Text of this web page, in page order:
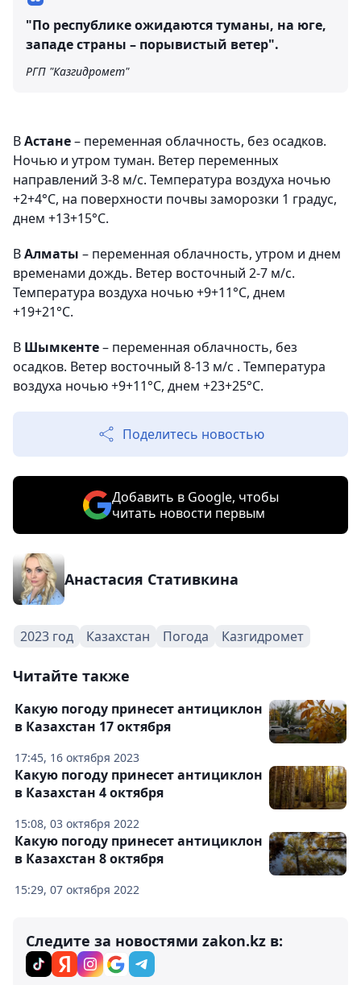
"По республике ожидаются туманы, на юге,
западе страны – порывистый ветер".
РГП "Казгидромет"
ВАстане– переменная облачность, без осадков.
Ночью и утром туман. Ветер переменных
направлений 3-8 м/с. Температура воздуха ночью
+2+4°С, на поверхности почвы заморозки 1 градус,
днем +13+15°С.
ВАлматы – переменная облачность, утром и днем
временами дождь. Ветер восточный 2-7 м/с.
Температура воздуха ночью +9+11°С, днем
+19+21°С.
В Шымкенте– переменная облачность, без
осадков. Ветер восточный 8-13 м/с . Температура
воздуха ночью +9+11°С, днем +23+25°С.
Поделитесь новостью
Добавить в Google, чтобы
читать новости первым
Анастасия Стативкина
2023 год Казахстан Погода Казгидромет
Читайте также
17:45, 16 октября 2023
Какую погоду принесет антициклон
в Казахстан 17 октября
15:08, 03 октября 2022
Какую погоду принесет антициклон
в Казахстан 4 октября
15:29, 07 октября 2022
Какую погоду принесет антициклон
в Казахстан 8 октября
Следите за новостями zakon.kz в: